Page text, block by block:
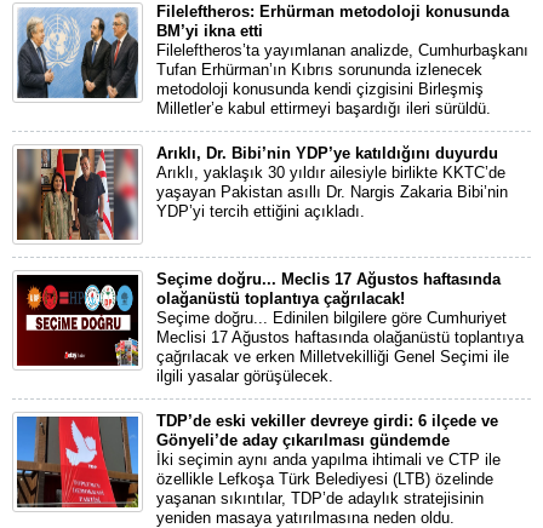
Fileleftheros: Erhürman metodoloji konusunda
BM’yi ikna etti
Fileleftheros’ta yayımlanan analizde, Cumhurbaşkanı
Tufan Erhürman’ın Kıbrıs sorununda izlenecek
metodoloji konusunda kendi çizgisini Birleşmiş
Milletler’e kabul ettirmeyi başardığı ileri sürüldü.
Arıklı, Dr. Bibi’nin YDP’ye katıldığını duyurdu
Arıklı, yaklaşık 30 yıldır ailesiyle birlikte KKTC’de
yaşayan Pakistan asıllı Dr. Nargis Zakaria Bibi’nin
YDP’yi tercih ettiğini açıkladı.
Seçime doğru... Meclis 17 Ağustos haftasında
olağanüstü toplantıya çağrılacak!
Seçime doğru... Edinilen bilgilere göre Cumhuriyet
Meclisi 17 Ağustos haftasında olağanüstü toplantıya
çağrılacak ve erken Milletvekilliği Genel Seçimi ile
ilgili yasalar görüşülecek.
TDP’de eski vekiller devreye girdi: 6 ilçede ve
Gönyeli’de aday çıkarılması gündemde
İki seçimin aynı anda yapılma ihtimali ve CTP ile
özellikle Lefkoşa Türk Belediyesi (LTB) özelinde
yaşanan sıkıntılar, TDP’de adaylık stratejisinin
yeniden masaya yatırılmasına neden oldu.